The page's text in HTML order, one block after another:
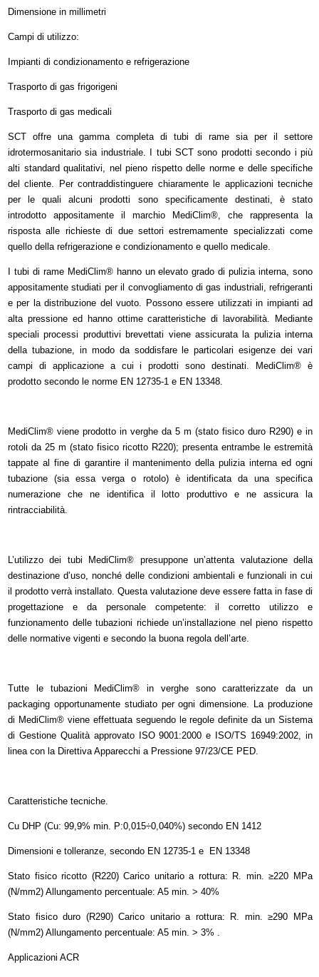
Dimensione in millimetri
Campi di utilizzo:
Impianti di condizionamento e refrigerazione
Trasporto di gas frigorigeni
Trasporto di gas medicali
SCT offre una gamma completa di tubi di rame sia per il settore
idrotermosanitario sia industriale. I tubi SCT sono prodotti secondo i più
alti standard qualitativi, nel pieno rispetto delle norme e delle specifiche
del cliente. Per contraddistinguere chiaramente le applicazioni tecniche
per le quali alcuni prodotti sono specificamente destinati, è stato
introdotto appositamente il marchio MediClim®, che rappresenta la
risposta alle richieste di due settori estremamente specializzati come
quello della refrigerazione e condizionamento e quello medicale.
I tubi di rame MediClim® hanno un elevato grado di pulizia interna, sono
appositamente studiati per il convogliamento di gas industriali, refrigeranti
e per la distribuzione del vuoto. Possono essere utilizzati in impianti ad
alta pressione ed hanno ottime caratteristiche di lavorabilità. Mediante
speciali processi produttivi brevettati viene assicurata la pulizia interna
della tubazione, in modo da soddisfare le particolari esigenze dei vari
campi di applicazione a cui i prodotti sono destinati. MediClim® è
prodotto secondo le norme EN 12735-1 e EN 13348.
MediClim® viene prodotto in verghe da 5 m (stato fisico duro R290) e in
rotoli da 25 m (stato fisico ricotto R220); presenta entrambe le estremità
tappate al fine di garantire il mantenimento della pulizia interna ed ogni
tubazione (sia essa verga o rotolo) è identificata da una specifica
numerazione che ne identifica il lotto produttivo e ne assicura la
rintracciabilità.
L’utilizzo dei tubi MediClim® presuppone un’attenta valutazione della
destinazione d’uso, nonché delle condizioni ambientali e funzionali in cui
il prodotto verrà installato. Questa valutazione deve essere fatta in fase di
progettazione e da personale competente: il corretto utilizzo e
funzionamento delle tubazioni richiede un’installazione nel pieno rispetto
delle normative vigenti e secondo la buona regola dell’arte.
Tutte le tubazioni MediClim® in verghe sono caratterizzate da un
packaging opportunamente studiato per ogni dimensione. La produzione
di MediClim® viene effettuata seguendo le regole definite da un Sistema
di Gestione Qualità approvato ISO 9001:2000 e ISO/TS 16949:2002, in
linea con la Direttiva Apparecchi a Pressione 97/23/CE PED.
Caratteristiche tecniche.
Cu DHP (Cu: 99,9% min. P:0,015÷0,040%) secondo EN 1412
Dimensioni e tolleranze, secondo EN 12735-1 e EN 13348
Stato fisico ricotto (R220) Carico unitario a rottura: R. min. ≥220 MPa
(N/mm2) Allungamento percentuale: A5 min. > 40%
Stato fisico duro (R290) Carico unitario a rottura: R. min. ≥290 MPa
(N/mm2) Allungamento percentuale: A5 min. > 3% .
Applicazioni ACR